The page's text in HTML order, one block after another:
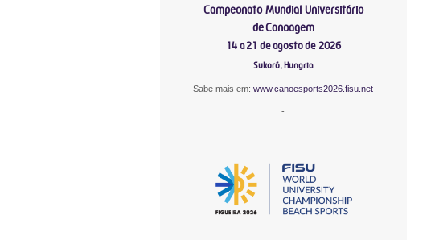
Campeonato Mundial Universitário
de Canoagem
14 a 21 de agosto de 2026
Sukoró, Hungria
Sabe mais em:www.canoesports2026.fisu.net
-